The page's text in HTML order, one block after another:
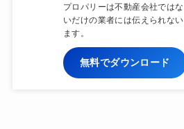
プロパリーは不動産会社では
いだけの業者には伝えられな
ます。
無料でダウンロード